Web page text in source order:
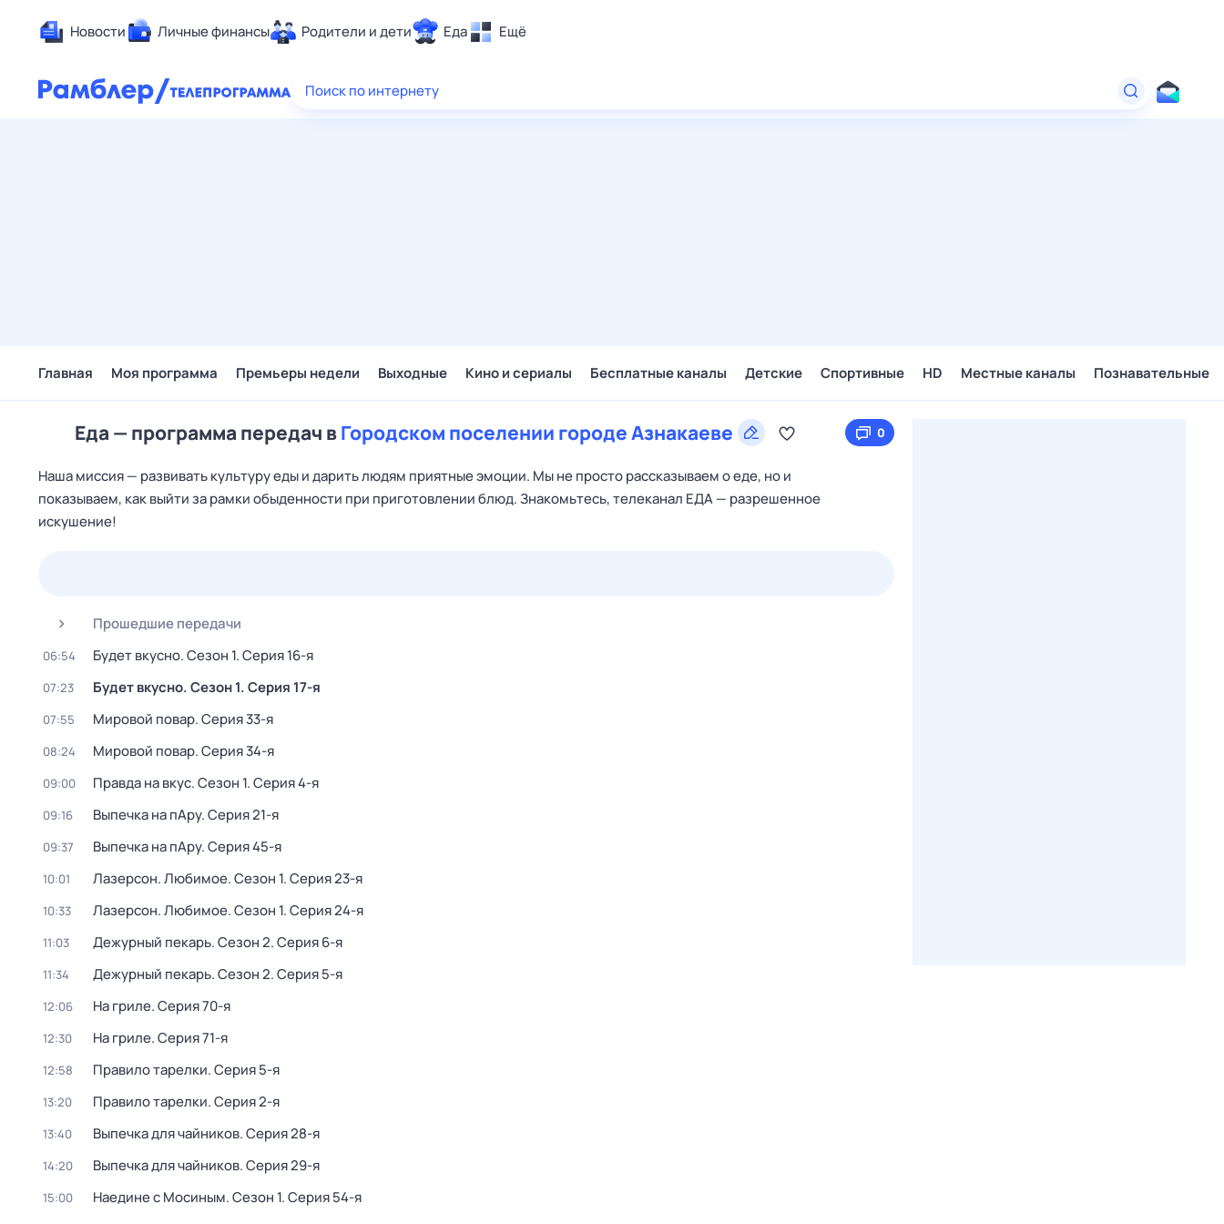
Новости Личные финансы Родители и дети Еда Ещё
Здоровье
Поиск по интернету
Главная Моя программа Премьеры недели Выходные Кино и сериалы Бесплатные каналы Детские Спортивные HD Местные каналы Познавательные
Еда — программа передач вГородском поселении городе Азнакаеве 0
Наша миссия — развивать культуру еды и дарить людям приятные эмоции. Мы не просто рассказываем о еде, но и
показываем, как выйти за рамки обыденности при приготовлении блюд. Знакомьтесь, телеканал ЕДА — разрешенное
искушение!
Прошедшие передачи
06:54 Будет вкусно. Сезон 1. Серия 16-я
07:23 Будет вкусно. Сезон 1. Серия 17-я
07:55 Мировой повар. Серия 33-я
08:24 Мировой повар. Серия 34-я
09:00 Правда на вкус. Сезон 1. Серия 4-я
09:16 Выпечка на пАру. Серия 21-я
09:37 Выпечка на пАру. Серия 45-я
10:01 Лазерсон. Любимое. Сезон 1. Серия 23-я
10:33 Лазерсон. Любимое. Сезон 1. Серия 24-я
11:03 Дежурный пекарь. Сезон 2. Серия 6-я
11:34 Дежурный пекарь. Сезон 2. Серия 5-я
12:06 На гриле. Серия 70-я
12:30 На гриле. Серия 71-я
12:58 Правило тарелки. Серия 5-я
13:20 Правило тарелки. Серия 2-я
13:40 Выпечка для чайников. Серия 28-я
14:20 Выпечка для чайников. Серия 29-я
15:00 Наедине с Мосиным. Сезон 1. Серия 54-я